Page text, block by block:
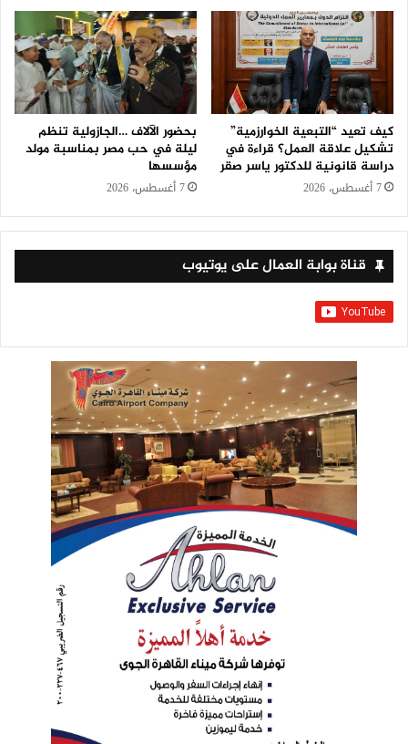
كيف تعيد “التبعية الخوارزمية”
تشكيل علاقة العمل؟ قراءة في
دراسة قانونية للدكتور ياسر صقر
7 أغسطس، 2026
بحضور الآلاف …الجازولية تنظم
ليلة في حب مصر بمناسبة مولد
مؤسسها
7 أغسطس، 2026
قناة بوابة العمال على يوتيوب